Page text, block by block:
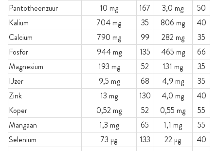
Pantotheenzuur
10 mg 167 3,0 mg
50
Kalium
704 mg 35 806 mg
40
Calcium
790 mg 99 282 mg
35
Fosfor
944 mg 135 465 mg
66
Magnesium
193 mg 52 131 mg
35
IJzer
9,5 mg 68 4,9 mg
35
Zink
13 mg 130 4,0 mg
40
Koper
0,52 mg 52 0,55 mg
55
Mangaan
1,3 mg 65 1,1 mg
55
Selenium
73 µg 133 22 µg
40